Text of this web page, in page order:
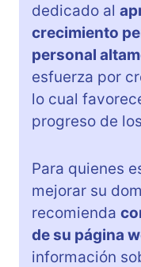
dedicado al
crecimiento
personal
esfuerza por
lo cual
progreso de
Para quienes
mejorar su
recomienda
de su página
información